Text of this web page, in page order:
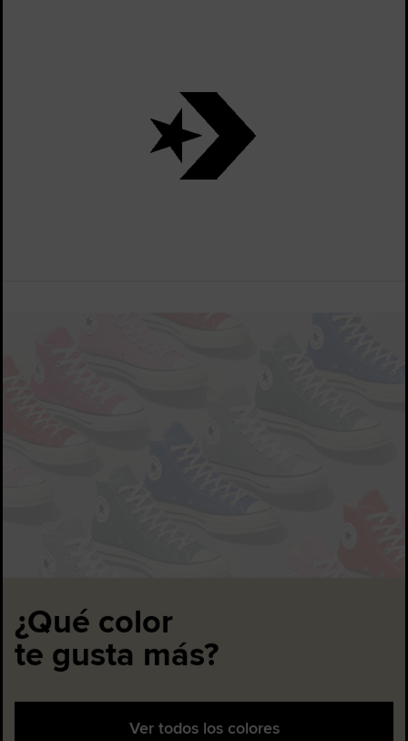
¿Qué color
te gusta más?
Ver todos los colores